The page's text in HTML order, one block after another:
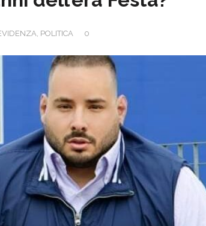
, POLITICA 0